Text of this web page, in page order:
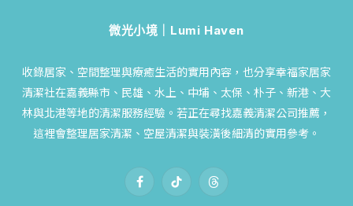
微光小境｜Lumi Haven
收錄居家、空間整理與療癒生活的實用內容，也分享幸福家居家
清潔社在嘉義縣市、民雄、水上、中埔、太保、朴子、新港、大
林與北港等地的清潔服務經驗。若正在尋找嘉義清潔公司推薦，
這裡會整理居家清潔、空屋清潔與裝潢後細清的實用參考。
FacebookTikTokThreads